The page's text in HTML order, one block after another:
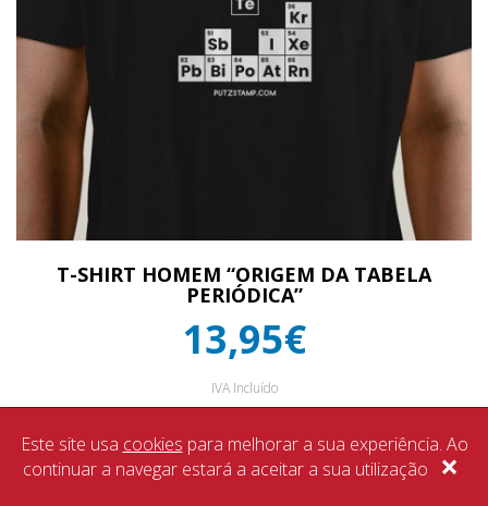
T-SHIRT HOMEM “ORIGEM DA TABELA
PERIÓDICA”
13,95€
IVA Incluído
Este site usa cookies para melhorar a sua experiência. Ao
continuar a navegar estará a aceitar a sua utilização ×